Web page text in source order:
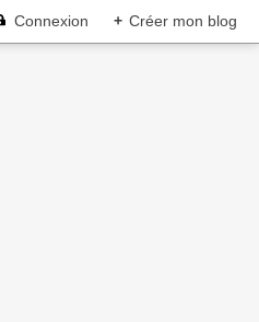
Connexion + Créer mon blog